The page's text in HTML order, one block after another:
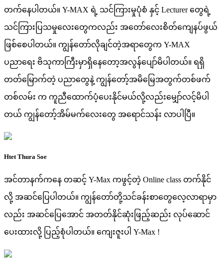
တက်နေပါတယ်။ Y-MAX ရဲ့ သင်ကြားမှုပုံစံ နှင့် Lecturer တွေရဲ့
သင်ကြားပြသမှုလေးတွေကလည်း အတော်လေးစိတ်ကျေနပ်ဖွယ်
ဖြစ်စေပါတယ်။ ကျွန်တော်လိုချင်တဲ့အရာတွေက Y-MAX
ပညာရေး ဗိသုကာကြီးမှာရှိနေတော့အလွန်ပျော်မိပါတယ်။ ရရှိ
တတ်မြောက်တဲ့ ပညာတွေနဲ့ ကျွန်တော့်အမိမြေအတွက်တစ်ဖက်
တစ်လမ်း က ကူညီထောက်ပံ့ပေးနိုင်မယ်လို့လည်းမျှော်လင့်မိပါ
တယ် ကျွန်တော့်အိမ်မက်လေးတွေ အရောင်သန်း လာပါပြီ။
Htet Thura Soe
အင်တာနက်ကနေ တဆင့် Y-Max ကဖွင့်တဲ့ Online class တက်နိုင်
လို့ အဆင်ပြေပါတယ်။ ကျွန်တော်တို့သင်ခန်းစာတွေလေ့လာရာမှာ
လည်း အဆင်ပြေအောင် အတတ်နိုင်ဆုံးဖြည့်ဆည်း လုပ်ဆောင်
ပေးထားလို့ ပြည့်စုံပါတယ်။ ကျေးဇူးပါ Y-Max !